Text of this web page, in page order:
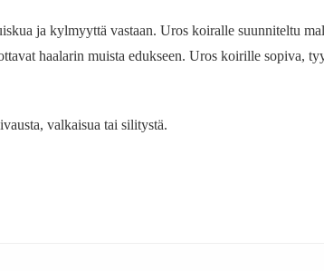
ja kylmyyttä vastaan. Uros koiralle suunniteltu
haalarin muista edukseen. Uros koirille sopiva,
valkaisua tai silitystä.